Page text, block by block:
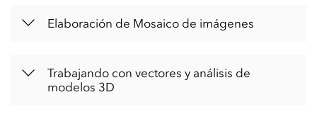
Elaboración de Mosaico de imágenes
Trabajando con vectores y análisis de
modelos 3D